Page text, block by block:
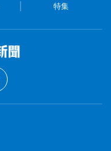
特集